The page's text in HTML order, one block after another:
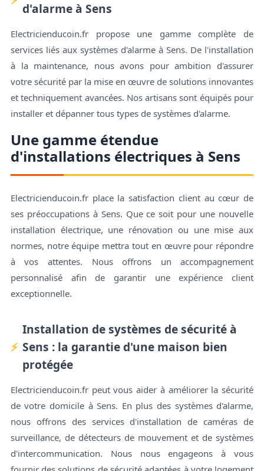
d'alarme à Sens
Electricienducoin.fr propose une gamme complète de
services liés aux systèmes d'alarme à Sens. De l'installation
à la maintenance, nous avons pour ambition d'assurer
votre sécurité par la mise en œuvre de solutions innovantes
et techniquement avancées. Nos artisans sont équipés pour
installer et dépanner tous types de systèmes d'alarme.
Une gamme étendue
d'installations électriques à Sens
Electricienducoin.fr place la satisfaction client au cœur de
ses préoccupations à Sens. Que ce soit pour une nouvelle
installation électrique, une rénovation ou une mise aux
normes, notre équipe mettra tout en œuvre pour répondre
à vos attentes. Nous offrons un accompagnement
personnalisé afin de garantir une expérience client
exceptionnelle.
Installation de systèmes de sécurité à
Sens : la garantie d'une maison bien
protégée
Electricienducoin.fr peut vous aider à améliorer la sécurité
de votre domicile à Sens. En plus des systèmes d'alarme,
nous offrons des services d'installation de caméras de
surveillance, de détecteurs de mouvement et de systèmes
d'intercommunication. Nous nous engageons à vous